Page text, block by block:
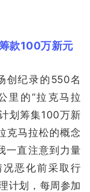
款100万新元
创纪录的550名
里的“拉克马拉
划筹集100万新
克马拉松的概念
直注意到力量
恶化前采取行
计划，每周参加